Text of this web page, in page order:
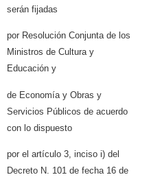
serán fijadas
por Resolución Conjunta de los
Ministros de Cultura y
Educación y
de Economía y Obras y
Servicios Públicos de acuerdo
con lo dispuesto
por el artículo 3, inciso i) del
Decreto N. 101 de fecha 16 de